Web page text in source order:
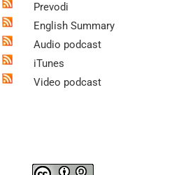
Prevodi
English Summary
Audio podcast
iTunes
Video podcast